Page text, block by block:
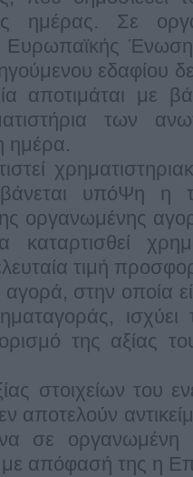
ημέρας. Σε
Ευρωπαϊκής
εδαφίου
αποτιμάται με
των
ημέρα.
υπόΨη η
οργανωμένης
καταρτισθεί
τιμή
στην οποία
ισχύει
της αξίας
στοιχείων του
αποτελούν
σε
με απόφασή της η